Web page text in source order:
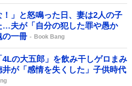
！」と怒鳴った日、妻は2人の子
…夫が「自分の犯した罪や愚か
の一冊
Book Bang
の大五郎」を飲み干しゲロまみ
が「感情を失くした」子供時代